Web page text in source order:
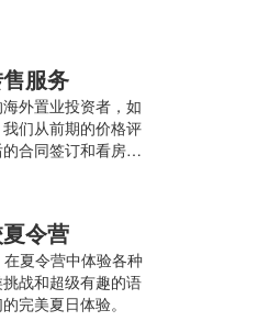
服务
外置业投资者，如
们从前期的价格评
合同签订和看房交
令营
夏令营中体验各种
战和超级有趣的语
完美夏日体验。